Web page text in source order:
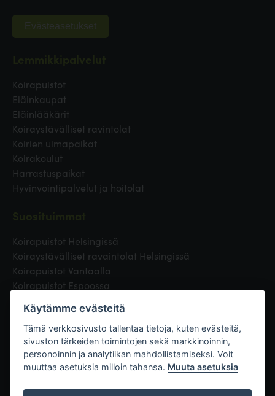
Evästeasetukset
Koirapuistot
Eläinkaupat
Eläinlääkärit
Koiraystävälliset ravintolat
Koirien uimapaikat
Koirakoulut
Harrastuspaikat
Hyvinvointipalvelut ja hoitolat
Koirapuistot Helsingissä
Koiraystävälliset ravaintolat Helsingissä
Koirapuistot Vantaalla
Koirapuistot Espoossa
Eläinlääkäri Helsingissä
Koirapuistot Tampereella
Linkit
Käytämme evästeitä
Tämä verkkosivusto tallentaa tietoja, kuten evästeitä,
sivuston tärkeiden toimintojen sekä markkinoinnin,
personoinnin ja analytiikan mahdollistamiseksi. Voit
muuttaa asetuksia milloin tahansa. Muuta asetuksia